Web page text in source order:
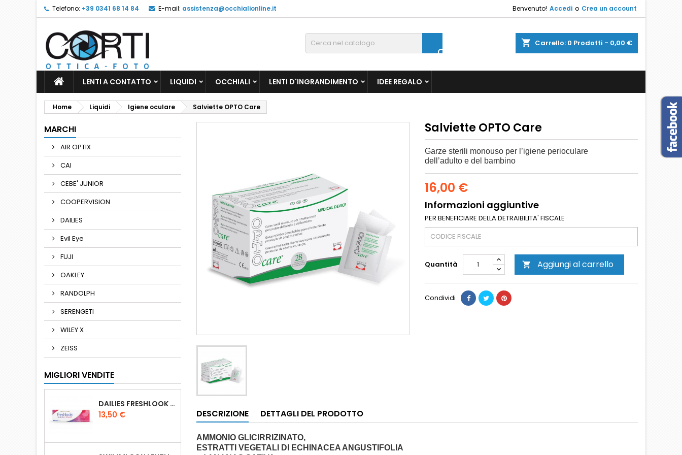
Telefono: +39 0341 68 14 84 E-mail: assistenza@occhialionline.it Benvenuto! Accedi o Crea un account
shopping_cart Carrello: 0 Prodotti - 0,00 €

LENTI A CONTATTO LIQUIDI OCCHIALI LENTI D'INGRANDIMENTO IDEE REGALO
Home Liquidi Igiene oculare Salviette OPTO Care
MARCHI
AIR OPTIX
CAI
CEBE' JUNIOR
COOPERVISION
DAILIES
Evil Eye
FUJI
OAKLEY
RANDOLPH
SERENGETI
WILEY X
ZEISS
MIGLIORI VENDITE
DAILIES FRESHLOOK ONE DAY COLOR 10L
Prezzo
13,50 €
Salviette OPTO Care
Garze sterili monouso per l’igiene perioculare
dell’adulto e del bambino
16,00 €
Informazioni aggiuntive
PER BENEFICIARE DELLA DETRAIBILITA' FISCALE
Quantità  Aggiungi al carrello
Condividi
DESCRIZIONE DETTAGLI DEL PRODOTTO
AMMONIO GLICIRRIZINATO,
ESTRATTI VEGETALI DI ECHINACEA ANGUSTIFOLIA